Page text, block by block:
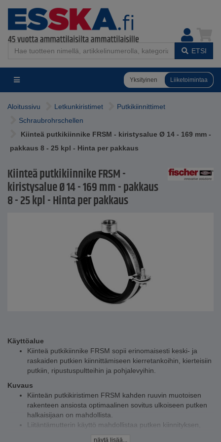
ETSI
Yksityinen Liiketoimintaa
Aloitussivu Letkunkiristimet
Putkikiinnittimet
Schraubrohrschellen
Kiinteä putkikiinnike FRSM - kiristysalue Ø 14 - 169 mm -
pakkaus 8 - 25 kpl - Hinta per pakkaus
Kiinteä putkikiinnike FRSM -
kiristysalue Ø 14 - 169 mm - pakkaus
8 - 25 kpl - Hinta per pakkaus
Käyttöalue
Kiinteä putkikiinnike FRSM sopii erinomaisesti keski- ja
raskaiden putkien kiinnittämiseen kierretankoihin, kierteisiin
putkiin, ripustuspultteihin ja pohjalevyihin.
Kuvaus
Kiinteän putkikiristimen FRSM kahden ruuvin muotoisen
rakenteen ansiosta optimaalinen sovitus ulkoiseen putken
halkaisijaan on mahdollista.
Liitäntämutterin käyttö mahdollistaa putken kiinnityksen,
näytä lisää...